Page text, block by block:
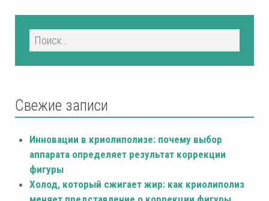
Свежие записи
Инновации в криолиполизе: почему выбор
аппарата определяет результат коррекции
фигуры
Холод, который сжигает жир: как криолиполиз